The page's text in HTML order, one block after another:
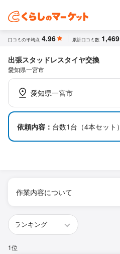
口コミの平均点 4.96 累計口コミ数 1,469
出張スタッドレスタイヤ交換
愛知県一宮市
愛知県一宮市
依頼内容： 台数1台（4本セット）
作業内容について
1位